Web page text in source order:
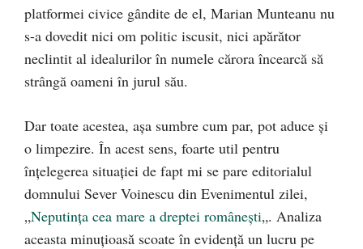
platformei civice gândite de el, Marian Munteanu nu
s-a dovedit nici om politic iscusit, nici apărător
neclintit al idealurilor în numele cărora încearcă să
strângă oameni în jurul său.
Dar toate acestea, aşa sumbre cum par, pot aduce şi
o limpezire. În acest sens, foarte util pentru
înţelegerea situaţiei de fapt mi se pare editorialul
domnului Sever Voinescu din Evenimentul zilei,
„Neputinţa cea mare a dreptei româneşti„. Analiza
aceasta minuţioasă scoate în evidenţă un lucru pe